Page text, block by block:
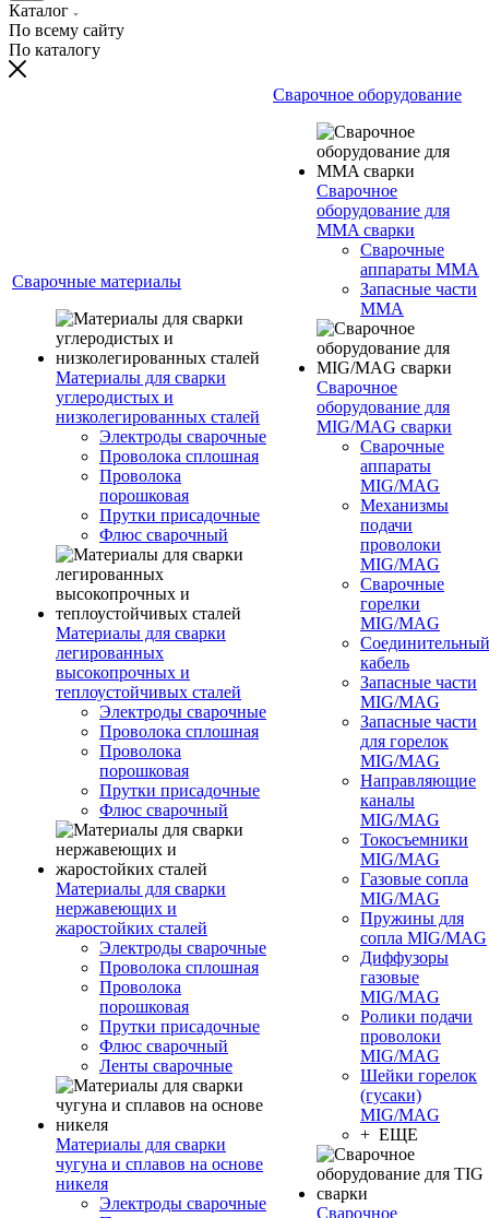
Каталог
По всему сайту
По каталогу
Сварочные материалы
Материалы для сварки
углеродистых и
низколегированных сталей
Электроды сварочные
Проволока сплошная
Проволока
порошковая
Прутки присадочные
Флюс сварочный
Материалы для сварки
легированных
высокопрочных и
теплоустойчивых сталей
Электроды сварочные
Проволока сплошная
Проволока
порошковая
Прутки присадочные
Флюс сварочный
Материалы для сварки
нержавеющих и
жаростойких сталей
Электроды сварочные
Проволока сплошная
Проволока
порошковая
Прутки присадочные
Флюс сварочный
Ленты сварочные
Материалы для сварки
чугуна и сплавов на основе
никеля
Электроды сварочные
Сварочное оборудование
Сварочное
оборудование для
MMA сварки
Сварочные
аппараты MMA
Запасные части
MMA
Сварочное
оборудование для
MIG/MAG сварки
Сварочные
аппараты
MIG/MAG
Механизмы
подачи
проволоки
MIG/MAG
Сварочные
горелки
MIG/MAG
Соединительный
кабель
Запасные части
MIG/MAG
Запасные части
для горелок
MIG/MAG
Направляющие
каналы
MIG/MAG
Токосъемники
MIG/MAG
Газовые сопла
MIG/MAG
Пружины для
сопла MIG/MAG
Диффузоры
газовые
MIG/MAG
Ролики подачи
проволоки
MIG/MAG
Шейки горелок
(гусаки)
MIG/MAG
+ ЕЩЕ
Сварочное